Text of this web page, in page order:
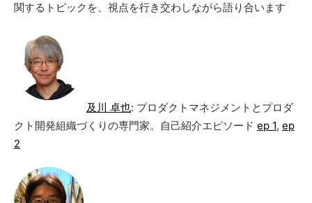
関するトピックを、視点を行き交わしながら語り合います
及川 卓也: プロダクトマネジメントとプロダ
クト開発組織づくりの専門家。自己紹介エピソード ep 1, ep
2